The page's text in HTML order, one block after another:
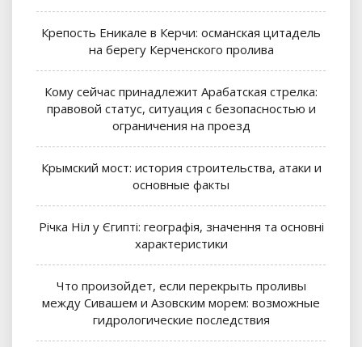
Крепость Еникале в Керчи: османская цитадель
на берегу Керченского пролива
Кому сейчас принадлежит Арабатская стрелка:
правовой статус, ситуация с безопасностью и
ограничения на проезд
Крымский мост: история строительства, атаки и
основные факты
Річка Ніл у Єгипті: географія, значення та основні
характеристики
Что произойдет, если перекрыть проливы
между Сивашем и Азовским морем: возможные
гидрологические последствия